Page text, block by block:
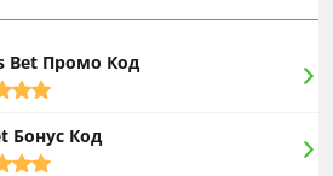
Bet Промо Код
Бонус Код